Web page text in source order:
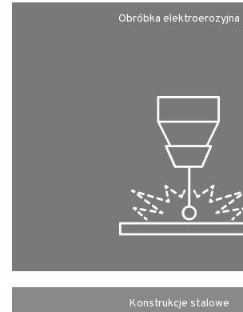
Obróbka elektroerozyjna
Konstrukcje stalowe